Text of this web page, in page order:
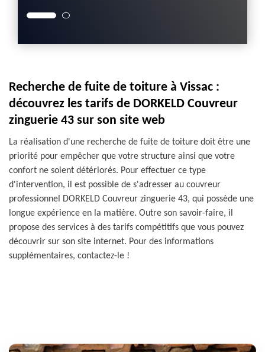
Recherche de fuite de toiture à Vissac :
découvrez les tarifs de DORKELD Couvreur
zinguerie 43 sur son site web
La réalisation d'une recherche de fuite de toiture doit être une
priorité pour empêcher que votre structure ainsi que votre
confort ne soient détériorés. Pour effectuer ce type
d'intervention, il est possible de s'adresser au couvreur
professionnel DORKELD Couvreur zinguerie 43, qui possède une
longue expérience en la matière. Outre son savoir-faire, il
propose des services à des tarifs compétitifs que vous pouvez
découvrir sur son site internet. Pour des informations
supplémentaires, contactez-le !